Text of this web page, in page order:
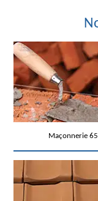
Maçonnerie 65